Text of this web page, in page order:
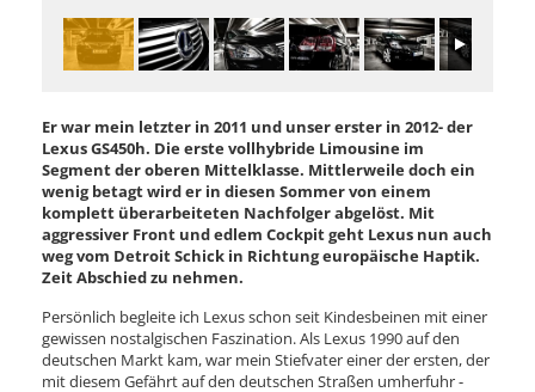
Er war mein letzter in 2011 und unser erster in 2012- der
Lexus GS450h. Die erste vollhybride Limousine im
Segment der oberen Mittelklasse. Mittlerweile doch ein
wenig betagt wird er in diesen Sommer von einem
komplett überarbeiteten Nachfolger abgelöst. Mit
aggressiver Front und edlem Cockpit geht Lexus nun auch
weg vom Detroit Schick in Richtung europäische Haptik.
Zeit Abschied zu nehmen.
Persönlich begleite ich Lexus schon seit Kindesbeinen mit einer
gewissen nostalgischen Faszination. Als Lexus 1990 auf den
deutschen Markt kam, war mein Stiefvater einer der ersten, der
mit diesem Gefährt auf den deutschen Straßen umherfuhr -